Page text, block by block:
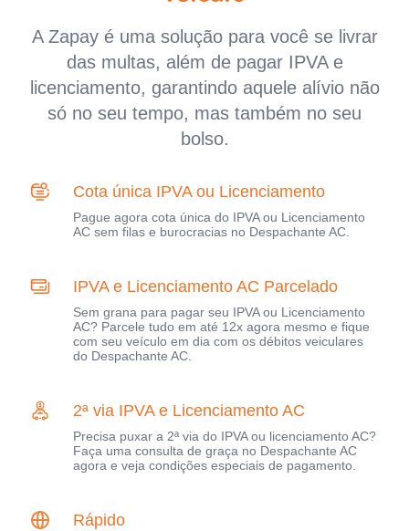
A Zapay é uma solução para você se livrar
das multas, além de pagar IPVA e
licenciamento, garantindo aquele alívio não
só no seu tempo, mas também no seu
bolso.
Cota única IPVA ou Licenciamento
Pague agora cota única do IPVA ou Licenciamento
AC sem filas e burocracias no Despachante AC.
IPVA e Licenciamento AC Parcelado
Sem grana para pagar seu IPVA ou Licenciamento
AC? Parcele tudo em até 12x agora mesmo e fique
com seu veículo em dia com os débitos veiculares
do Despachante AC.
2ª via IPVA e Licenciamento AC
Precisa puxar a 2ª via do IPVA ou licenciamento AC?
Faça uma consulta de graça no Despachante AC
agora e veja condições especiais de pagamento.
Rápido